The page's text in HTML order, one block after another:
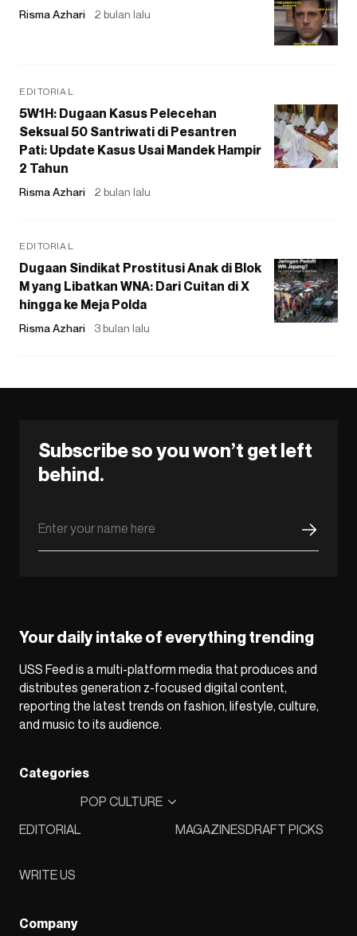
Risma Azhari 2 bulan lalu
EDITORIAL
5W1H: Dugaan Kasus Pelecehan
Seksual 50 Santriwati di Pesantren
Pati: Update Kasus Usai Mandek Hampir
2 Tahun
Risma Azhari 2 bulan lalu
EDITORIAL
Dugaan Sindikat Prostitusi Anak di Blok
M yang Libatkan WNA: Dari Cuitan di X
hingga ke Meja Polda
Risma Azhari 3 bulan lalu
Subscribe so you won’t get left
behind.
Your daily intake of everything trending
USS Feed is a multi-platform media that produces and
distributes generation z-focused digital content,
reporting the latest trends on fashion, lifestyle, culture,
and music to its audience.
Categories
EDITORIAL
POP CULTURE
MAGAZINESDRAFT PICKS
WRITE US
Company